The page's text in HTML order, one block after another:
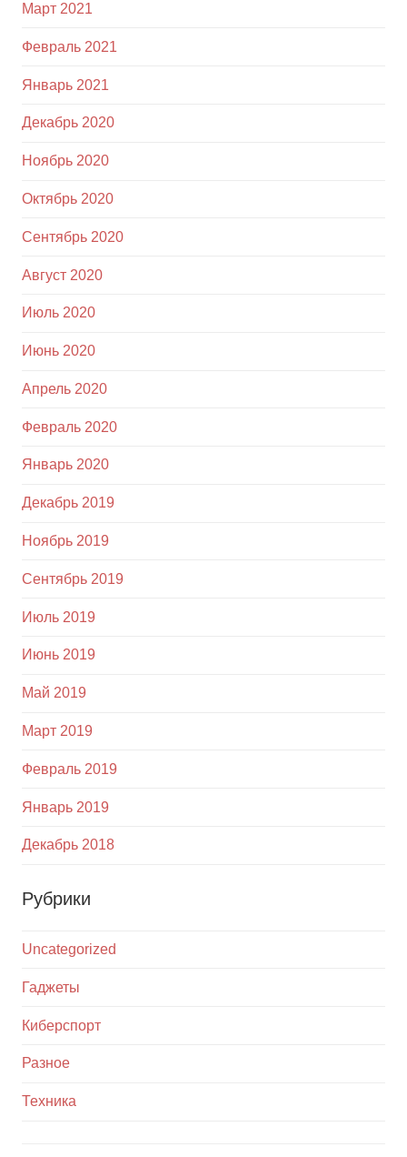
Март 2021
Февраль 2021
Январь 2021
Декабрь 2020
Ноябрь 2020
Октябрь 2020
Сентябрь 2020
Август 2020
Июль 2020
Июнь 2020
Апрель 2020
Февраль 2020
Январь 2020
Декабрь 2019
Ноябрь 2019
Сентябрь 2019
Июль 2019
Июнь 2019
Май 2019
Март 2019
Февраль 2019
Январь 2019
Декабрь 2018
Рубрики
Uncategorized
Гаджеты
Киберспорт
Разное
Техника